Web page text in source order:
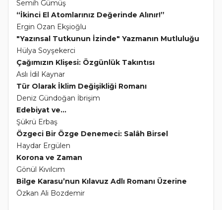
Semih Gümüş
“İkinci El Atomlarınız Değerinde Alınır!”
Ergin Ozan Ekşioğlu
"Yazınsal Tutkunun İzinde" Yazmanın Mutluluğu
Hülya Soyşekerci
Çağımızın Klişesi: Özgünlük Takıntısı
Aslı İdil Kaynar
Tür Olarak İklim Değişikliği Romanı
Deniz Gündoğan İbrişim
Edebiyat ve...
Şükrü Erbaş
Özgeci Bir Özge Denemeci: Salâh Birsel
Haydar Ergülen
Korona ve Zaman
Gönül Kıvılcım
Bilge Karasu’nun Kılavuz Adlı Romanı Üzerine
Özkan Ali Bozdemir